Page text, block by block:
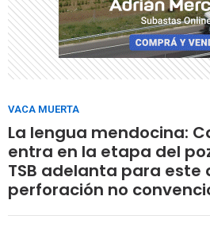
VACA MUERTA
La lengua mendocina:
entra en la etapa del
TSB adelanta para este
perforación no